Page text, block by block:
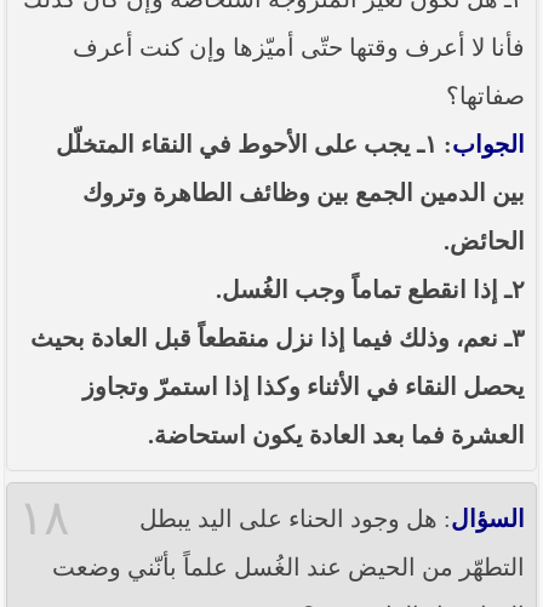
فأنا لا أعرف وقتها حتّى أميّزها وإن كنت أعرف
صفاتها؟
الجواب
: ١ـ يجب على الأحوط في النقاء المتخلّل
بين الدمين الجمع بين وظائف الطاهرة وتروك
الحائض.
٢ـ إذا انقطع تماماً وجب الغُسل.
٣ـ نعم، وذلك فيما إذا نزل منقطعاً قبل العادة بحيث
يحصل النقاء في الأثناء وكذا إذا استمرّ وتجاوز
العشرة فما بعد العادة يكون استحاضة.
١٨ السؤال: هل وجود الحناء على اليد يبطل
التطهّر من الحيض عند الغُسل علماً بأنّني وضعت